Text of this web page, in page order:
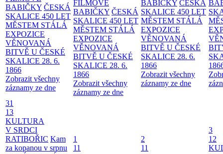
BABIČKY ČESKÁ
SKALICE 450 LET
MĚSTEM STÁLÁ
EXPOZICE
VĚNOVANÁ
BITVĚ U ČESKÉ
SKALICE 28. 6.
1866
Zobrazit všechny
záznamy ze dne
FILMOVÉ
BABIČKY ČESKÁ
SKALICE 450 LET
MĚSTEM STÁLÁ
EXPOZICE
VĚNOVANÁ
BITVĚ U ČESKÉ
SKALICE 28. 6.
1866
Zobrazit všechny
záznamy ze dne
BABIČKY ČESKÁ
SKALICE 450 LET
MĚSTEM STÁLÁ
EXPOZICE
VĚNOVANÁ
BITVĚ U ČESKÉ
SKALICE 28. 6.
1866
Zobrazit všechny
záznamy ze dne
31
13
KULTURA
V SRDCI
RATIBOŘIC Kam
za kopanou v srpnu
1
11
2
11
3
12